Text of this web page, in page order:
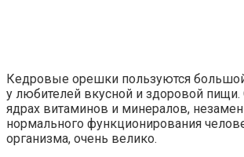
Кедровые орешки пользуются
у любителей вкусной и здоровой
ядрах витаминов и минералов,
нормального функционирования
организма, очень велико.